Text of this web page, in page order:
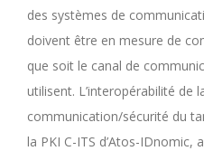
des systèmes de
doivent être en mesure de
que soit le canal de
utilisent. L’interopérabilité de
communication/sécurité du
la PKI C-ITS d’Atos-IDnomic,